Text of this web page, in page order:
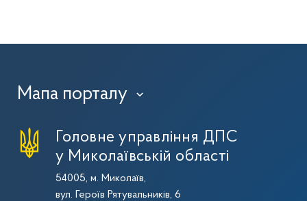
Мапа порталу ›
Головне управління ДПС
у Миколаївській області
54005, м. Миколаїв,
вул. Героїв Рятувальників, 6